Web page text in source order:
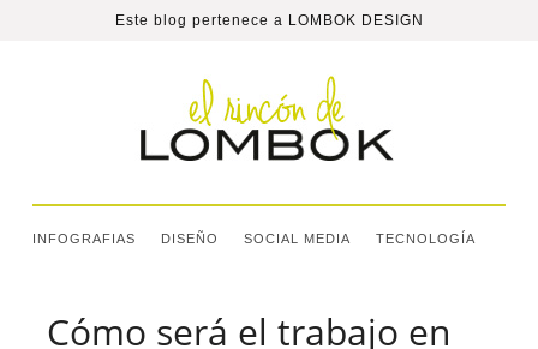
Este blog pertenece a LOMBOK DESIGN
INFOGRAFIAS DISEÑO SOCIAL MEDIA TECNOLOGÍA
Cómo será el trabajo en